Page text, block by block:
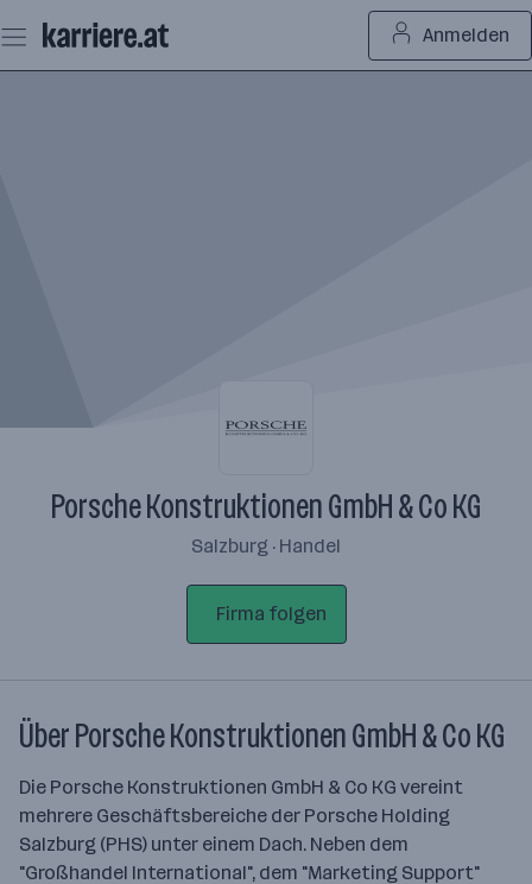
Seiteninhalt
springen
Anmelden
Porsche Konstruktionen GmbH & Co KG
Salzburg · Handel
Firma folgen
Über Porsche Konstruktionen GmbH & Co KG
Die Porsche Konstruktionen GmbH & Co KG vereint
mehrere Geschäftsbereiche der Porsche Holding
Salzburg (PHS) unter einem Dach. Neben dem
"Großhandel International", dem "Marketing Support"